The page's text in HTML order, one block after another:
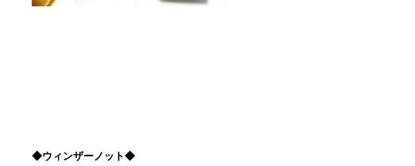
◆ウィンザーノット◆